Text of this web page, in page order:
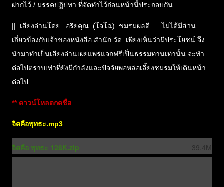
ฝากไว้ / มรรคปฏิปทา ที่จัดทำไว้ก่อนหน้านี้ประกอบกัน
|| เสียงอ่านโดย.. อริยคุณ (โจโฉ) ชมรมผลดี : ไม่ได้มีส่วน
เกี่ยวข้องกับเจ้าของหนังสือ สำนัก วัด เพียงเห็นว่ามีประโยชน์ จึง
นำมาทำเป็นเสียงอ่านเผยแพร่แจกฟรีเป็นธรรมทานเท่านั้น จะทำ
ต่อไปตราบเท่าที่ยังมีกำลังและปัจจัยพอหล่อเลี้ยงชมรมให้เดินหน้า
ต่อไป
** ดาวน์โหลดกดชื่อ
จิตคือพุทธะ.mp3
39.4M
จิตคือ พุทธะ 128K.zip